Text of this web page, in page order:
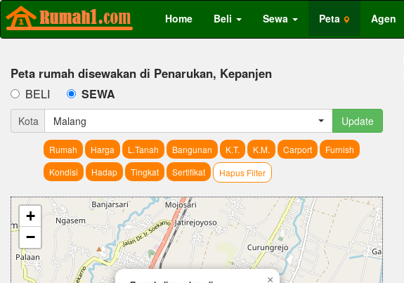
Home Beli Sewa Peta Agen
Peta rumah disewakan di Penarukan, Kepanjen
BELI SEWA
Kota Malang Update
Rumah Harga L.Tanah Bangunan K.T. K.M. Carport
Furnish
Kondisi
Hadap Tingkat Sertifikat Hapus Filter
×
+
−